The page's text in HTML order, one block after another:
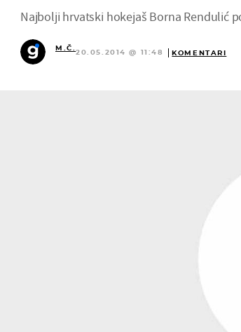
Najbolji hrvatski hokejaš Borna Rendulić
M.Č.
20.05.2014 @ 11:48 KOMENTARI